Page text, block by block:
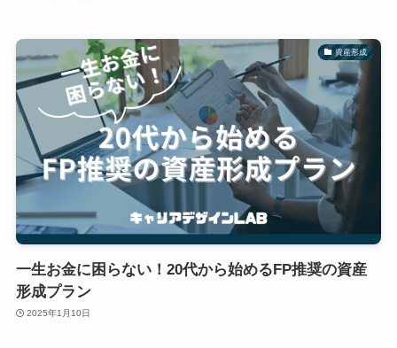
資産形成
一生お金に困らない！20代から始めるFP推奨の資産
形成プラン
2025年1月10日